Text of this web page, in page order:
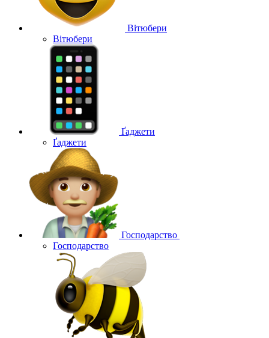
Вітюбери
Вітюбери
Ґаджети
Ґаджети
Господарство
Господарство